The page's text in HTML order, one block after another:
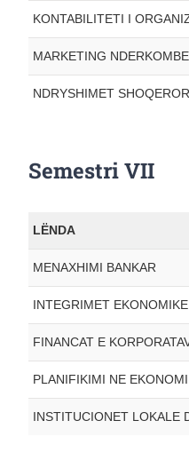
KONTABILITETI I
MARKETING
NDRYSHIMET
Semestri VII
LËNDA
MENAXHIMI BANKAR
INTEGRIMET
FINANCAT E
PLANIFIKIMI NE EKONOMI
INSTITUCIONET LOKALE